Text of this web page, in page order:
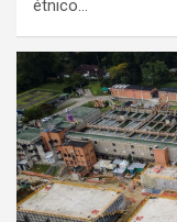
étnico…